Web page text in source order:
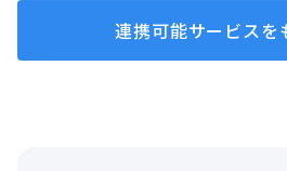
連携可能サービスを